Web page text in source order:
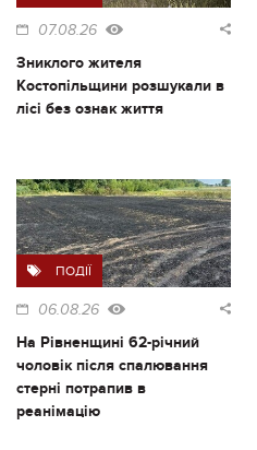
07.08.26
Зниклого жителя
Костопільщини розшукали в
лісі без ознак життя
ПОДІЇ
06.08.26
На Рівненщині 62-річний
чоловік після спалювання
стерні потрапив в
реанімацію